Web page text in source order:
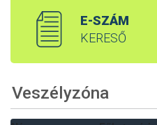
E-SZÁM
KERESŐ
Veszélyzóna